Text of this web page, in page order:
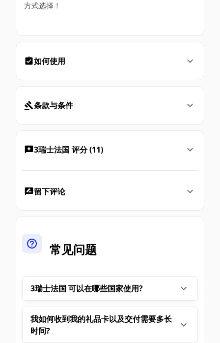
方式选择！
如何使用
条款与条件
3瑞士法国 评分 (11)
留下评论
常见问题
3瑞士法国 可以在哪些国家使用?
我如何收到我的礼品卡以及交付需要多长
时间?